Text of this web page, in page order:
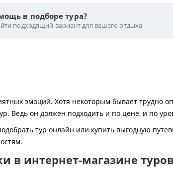
в подборе тура?
подходящий вариант для вашего отдыха
эмоций. Хотя некоторым бывает трудно
Ведь он должен подходить и по цене, и по
тур онлайн или купить выгодную
в интернет-магазине